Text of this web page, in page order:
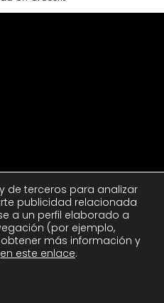
de terceros para analizar
publicidad relacionada
a un perfil elaborado a
(por ejemplo,
más información y
en este enlace.